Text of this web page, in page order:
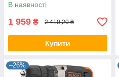
В наявності
1 959 ₴ 2 410,20 ₴
Купити
–26%